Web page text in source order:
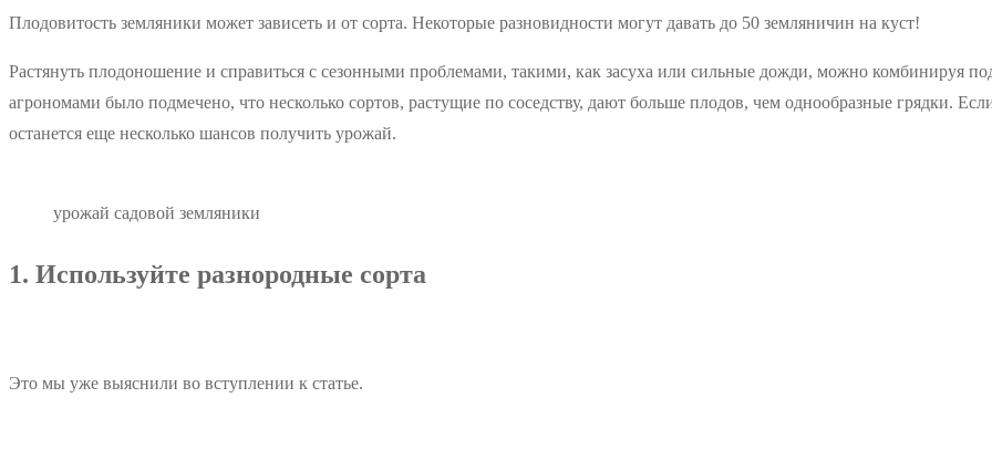
Плодовитость земляники может зависеть и от сорта. Некоторые разновидности могут давать до 50 земляничин на куст!
Растянуть плодоношение и справиться с сезонными проблемами, такими, как засуха или сильные дожди, можно комбинируя
агрономами было подмечено, что несколько сортов, растущие по соседству, дают больше плодов, чем однообразные грядки.
останется еще несколько шансов получить урожай.
урожай садовой земляники
1. Используйте разнородные сорта
Это мы уже выяснили во вступлении к статье.